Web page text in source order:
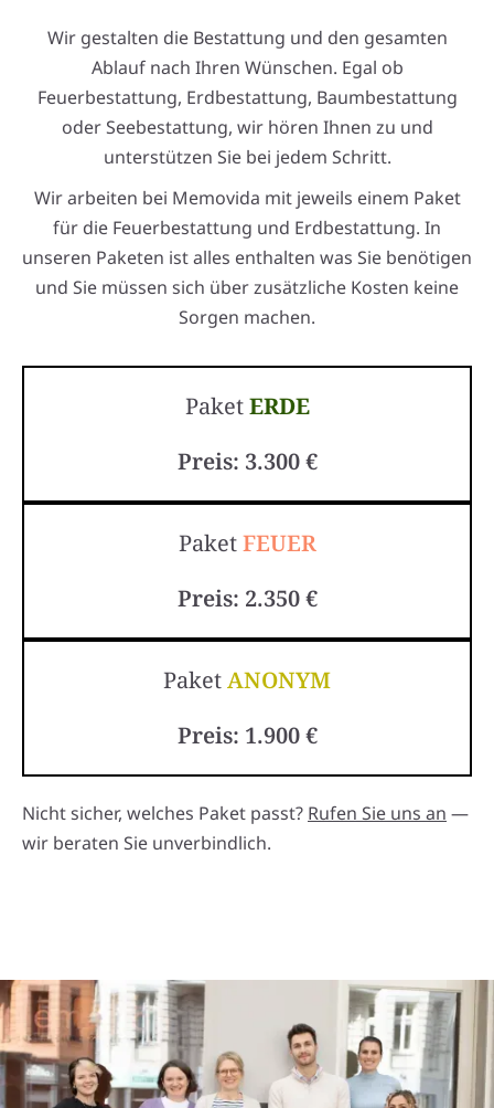
Wir gestalten die Bestattung und den gesamten
Ablauf nach Ihren Wünschen. Egal ob
Feuerbestattung, Erdbestattung, Baumbestattung
oder Seebestattung, wir hören Ihnen zu und
unterstützen Sie bei jedem Schritt.
Wir arbeiten bei Memovida mit jeweils einem Paket
für die Feuerbestattung und Erdbestattung. In
unseren Paketen ist alles enthalten was Sie benötigen
und Sie müssen sich über zusätzliche Kosten keine
Sorgen machen.
PaketERDE
Preis: 3.300 €
PaketFEUER
Preis: 2.350 €
PaketANONYM
Preis: 1.900 €
Nicht sicher, welches Paket passt? Rufen Sie uns an —
wir beraten Sie unverbindlich.